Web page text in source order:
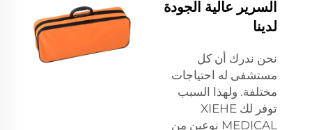
السرير عالية الجودة
لدينا
نحن ندرك أن كل
مستشفى له احتياجات
مختلفة. ولهذا السبب
توفر لك XIEHE
MEDICAL نوعين من